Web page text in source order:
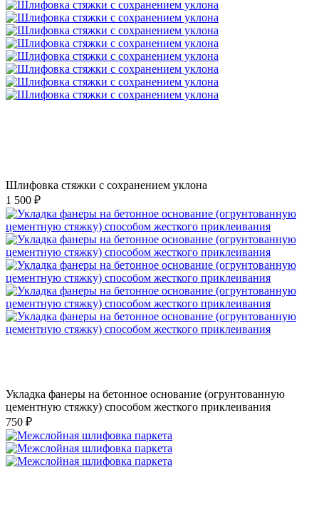
Шлифовка стяжки с сохранением уклона
1 500 ₽
Укладка фанеры на бетонное основание (огрунтованную
цементную стяжку) способом жесткого приклеивания
750 ₽